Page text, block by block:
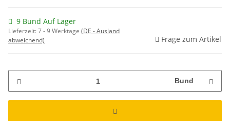
9 Bund Auf Lager
Lieferzeit:7 - 9 Werktage (DE - Ausland
abweichend)
Frage zum Artikel
Bund